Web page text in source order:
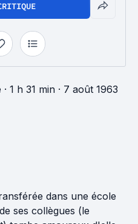
· 1 h 31 min · 7 août 1963
dans une école
ses collègues (le